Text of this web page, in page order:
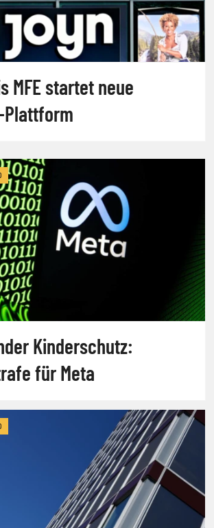
MFE startet neue
Plattform
Kinderschutz:
für Meta